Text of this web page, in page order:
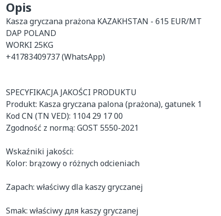
Opis
Kasza gryczana prażona KAZAKHSTAN - 615 EUR/MT
DAP POLAND
WORKI 25KG
+41783409737 (WhatsApp)
SPECYFIKACJA JAKOŚCI PRODUKTU
Produkt: Kasza gryczana palona (prażona), gatunek 1
Kod CN (TN VED): 1104 29 17 00
Zgodność z normą: GOST 5550-2021
Wskaźniki jakości:
Kolor: brązowy o różnych odcieniach
Zapach: właściwy dla kaszy gryczanej
Smak: właściwy для kaszy gryczanej